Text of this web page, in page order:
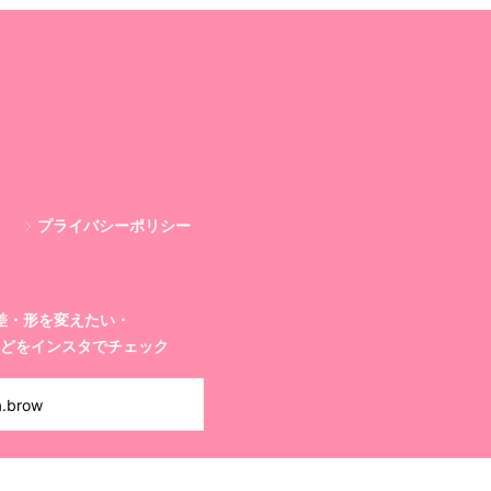
プライバシーポリシー
形を変えたい・
をインスタでチェック